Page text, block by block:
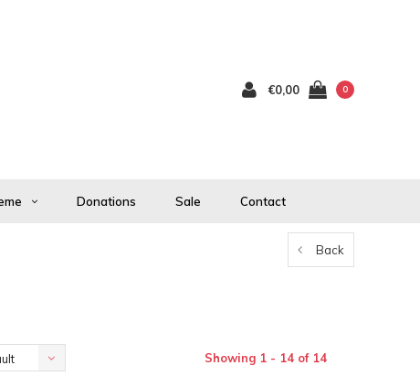
€0,00 0
Donations Sale Contact
Back
Showing 1 - 14 of 14